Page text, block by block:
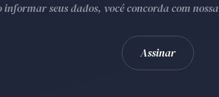
informar seus dados, você concorda com nossa